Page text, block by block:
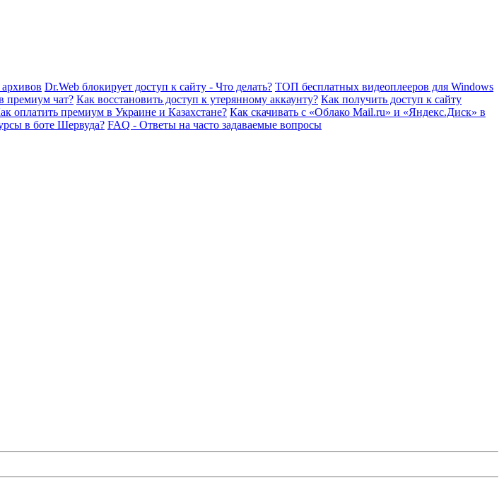
Dr.Web блокирует доступ к сайту - Что делать? ТОП бесплатных видеоплееров для Windows
премиум чат? Как восстановить доступ к утерянному аккаунту? Как получить доступ к сайту
оплатить премиум в Украине и Казахстане? Как скачивать с «Облако Mail.ru» и «Яндекс.Диск» в
в боте Шервуда? FAQ - Ответы на часто задаваемые вопросы